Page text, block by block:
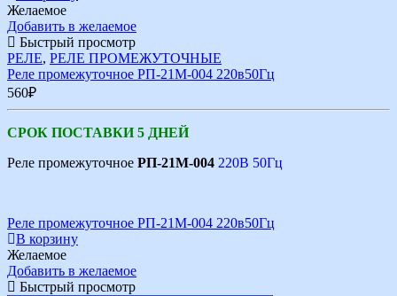
Желаемое
Добавить в желаемое
Быстрый просмотр
РЕЛЕ, РЕЛЕ ПРОМЕЖУТОЧНЫЕ
Реле промежуточное РП-21М-004 220в50Гц
560₽
СРОК ПОСТАВКИ 5 ДНЕЙ
Реле промежуточное РП-21М-004 220В 50Гц
Реле промежуточное РП-21М-004 220в50Гц
В корзину
Желаемое
Добавить в желаемое
Быстрый просмотр